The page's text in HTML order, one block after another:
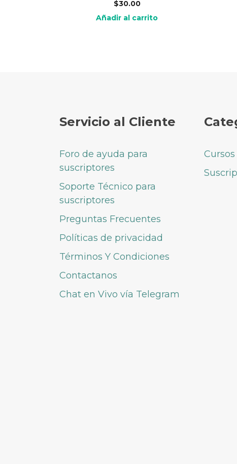
5.00
de 5
$30.00
Añadir al carrito
Servicio al Cliente
Foro de ayuda para
suscriptores
Soporte Técnico para
suscriptores
Preguntas Frecuentes
Políticas de privacidad
Términos Y Condiciones
Contactanos
Chat en Vivo vía Telegram